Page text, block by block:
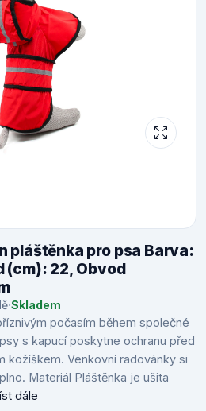
pláštěnka pro psa Barva:
(cm): 22, Obvod
·Skladem
počasím během společné
s kapucí poskytne ochranu před
kožíškem. Venkovní radovánky si
Materiál Pláštěnka je ušita
dále